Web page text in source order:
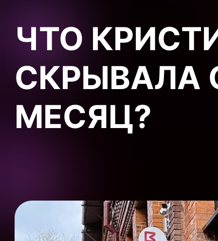
ЧТО
СКРЫВАЛА
МЕСЯЦ?